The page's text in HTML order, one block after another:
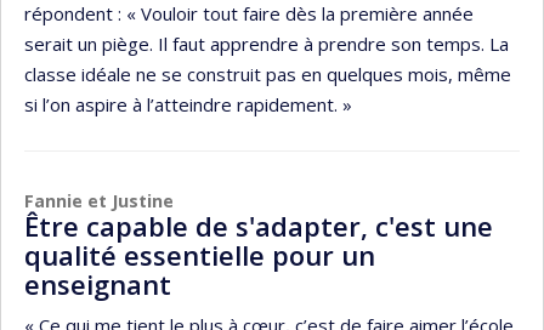
répondent : « Vouloir tout faire dès la première année
serait un piège. Il faut apprendre à prendre son temps. La
classe idéale ne se construit pas en quelques mois, même
si l’on aspire à l’atteindre rapidement. »
Fannie et Justine
Être capable de s'adapter, c'est une
qualité essentielle pour un
enseignant